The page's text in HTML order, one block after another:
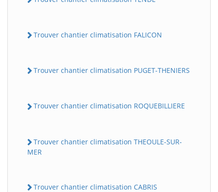
Trouver chantier climatisation FALICON
Trouver chantier climatisation PUGET-THENIERS
Trouver chantier climatisation ROQUEBILLIERE
Trouver chantier climatisation THEOULE-SUR-
MER
Trouver chantier climatisation CABRIS